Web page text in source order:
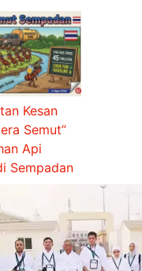
Kesan
Semut”
Api
Sempadan